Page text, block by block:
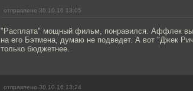
отправлено 30.10.16 13:05
"Расплата" мощный фильм, понравился. Аффлек
на его Бэтмена, думаю не подведет. А вот "Джек
только бюджетнее.
отправлено 30.10.16 13:24